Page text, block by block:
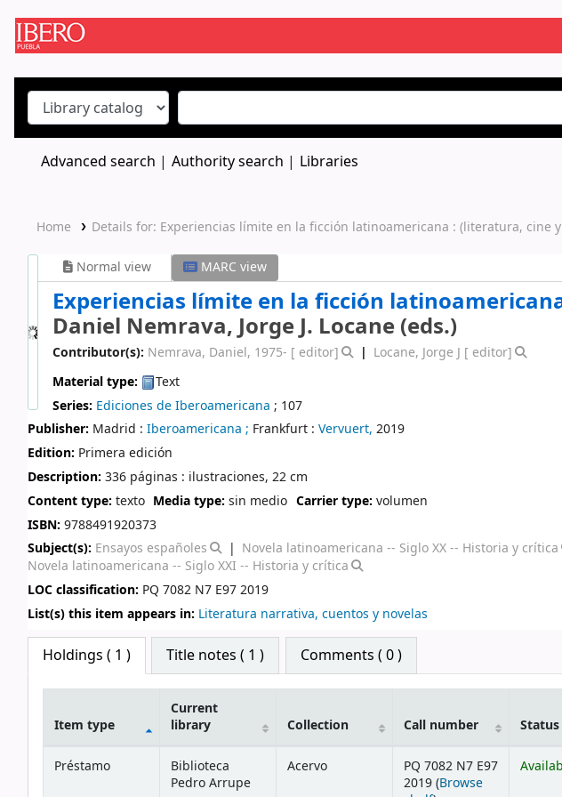
Advanced search Authority search Libraries
Home Details for: Experiencias límite en la ficción latinoamericana : (literatura, cine
Normal view MARC view
Experiencias límite en la ficción
Daniel Nemrava, Jorge J. Locane (eds.)
Contributor(s): Nemrava, Daniel, 1975- [ editor] Locane, Jorge J [ editor]
Material type:
Text
Series: Ediciones de Iberoamericana ; 107
Publisher: Madrid : Iberoamericana ; Frankfurt : Vervuert, 2019
Edition: Primera edición
Description: 336 páginas : ilustraciones, 22 cm
Content type: texto Media type:sin medio Carrier type: volumen
ISBN: 9788491920373
Subject(s): Ensayos españoles
Novela latinoamericana -- Siglo XX -- Historia y crítica
Novela latinoamericana -- Siglo XXI -- Historia y crítica
LOC classification: PQ 7082 N7 E97 2019
List(s) this item appears in: Literatura narrativa, cuentos y novelas
Star ratings
Holdings ( 1 ) Title notes ( 1 ) Comments ( 0 )
Holdings
Item type
Current
library
Collection Call number Status
Préstamo
Biblioteca
Pedro Arrupe
Acervo
PQ 7082 N7 E97
2019 (Browse